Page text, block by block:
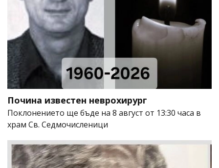
Почина известен неврохирург
Поклонението ще бъде на 8 август от 13:30 часа в
храм Св. Седмочисленици